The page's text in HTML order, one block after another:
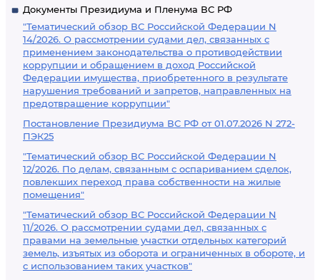
Документы Президиума и Пленума ВС РФ
"Тематический обзор ВС Российской Федерации N
14/2026. О рассмотрении судами дел, связанных с
применением законодательства о противодействии
коррупции и обращением в доход Российской
Федерации имущества, приобретенного в результате
нарушения требований и запретов, направленных на
предотвращение коррупции"
Постановление Президиума ВС РФ от 01.07.2026 N 272-
ПЭК25
"Тематический обзор ВС Российской Федерации N
12/2026. По делам, связанным с оспариванием сделок,
повлекших переход права собственности на жилые
помещения"
"Тематический обзор ВС Российской Федерации N
11/2026. О рассмотрении судами дел, связанных с
правами на земельные участки отдельных категорий
земель, изъятых из оборота и ограниченных в обороте, и
с использованием таких участков"